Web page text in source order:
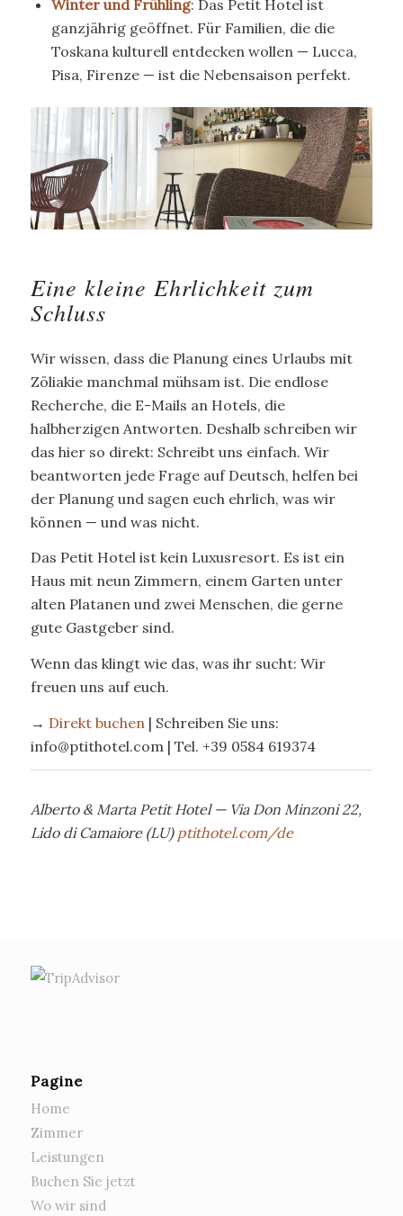
Winter und Frühling: Das Petit Hotel ist
ganzjährig geöffnet. Für Familien, die die
Toskana kulturell entdecken wollen — Lucca,
Pisa, Firenze — ist die Nebensaison perfekt.
Eine kleine Ehrlichkeit zum
Schluss
Wir wissen, dass die Planung eines Urlaubs mit
Zöliakie manchmal mühsam ist. Die endlose
Recherche, die E-Mails an Hotels, die
halbherzigen Antworten. Deshalb schreiben wir
das hier so direkt: Schreibt uns einfach. Wir
beantworten jede Frage auf Deutsch, helfen bei
der Planung und sagen euch ehrlich, was wir
können — und was nicht.
Das Petit Hotel ist kein Luxusresort. Es ist ein
Haus mit neun Zimmern, einem Garten unter
alten Platanen und zwei Menschen, die gerne
gute Gastgeber sind.
Wenn das klingt wie das, was ihr sucht: Wir
freuen uns auf euch.
→ Direkt buchen | Schreiben Sie uns:
info@ptithotel.com | Tel. +39 0584 619374
Alberto & Marta Petit Hotel — Via Don Minzoni 22,
Lido di Camaiore (LU) ptithotel.com/de
Pagine
Home
Zimmer
Leistungen
Buchen Sie jetzt
Wo wir sind